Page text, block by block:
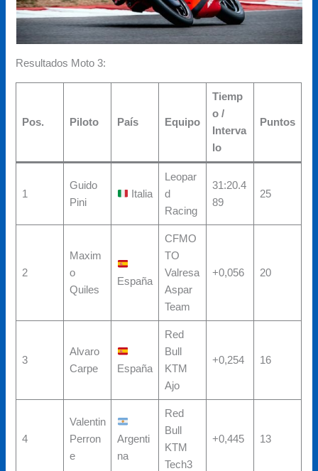
Resultados Moto 3:
Pos. Piloto País Equipo
Tiemp
o /
Interva
lo
Puntos
1
Guido
Pini
Italia
Leopar
d
Racing
31:20.4
89
25
2
Maxim
o
Quiles
España
CFMO
TO
Valresa
Aspar
Team
+0,056 20
3
Alvaro
Carpe
España
Red
Bull
KTM
Ajo
+0,254 16
4
Valentin
Perron
e
Argenti
na
Red
Bull
KTM
Tech3
+0,445 13